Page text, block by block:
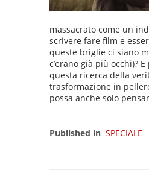
massacrato come un
scrivere fare film e
queste briglie ci siano
c’erano già più occhi)?
questa ricerca della
trasformazione in
possa anche solo
Published in